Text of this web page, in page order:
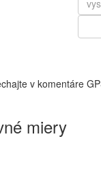
v komentáre
miery